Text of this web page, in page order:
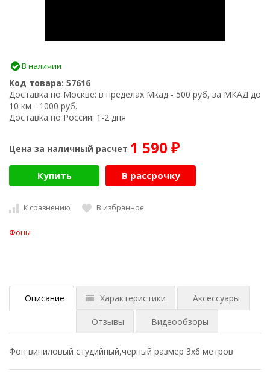
В наличии
Код товара: 57616
Доставка по Москве: в пределах Мкад - 500 руб, за МКАД до
10 км - 1000 руб.
Доставка по России: 1-2 дня
Цена за наличный расчет 1 590 ₽
Купить В рассрочку
К сравнению В избранное
Фоны
Описание Характеристики Аксессуары
Отзывы Видеообзоры
Фон виниловый студийный,черный размер 3х6 метров